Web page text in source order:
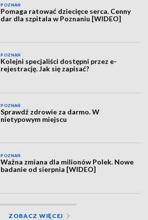
POZNAŃ
Pomaga ratować dziecięce serca. Cenny
dar dla szpitala w Poznaniu [WIDEO]
POZNAŃ
Kolejni specjaliści dostępni przez e-
rejestrację. Jak się zapisać?
POZNAŃ
Sprawdź zdrowie za darmo. W
nietypowym miejscu
POZNAŃ
Ważna zmiana dla milionów Polek. Nowe
badanie od sierpnia [WIDEO]
ZOBACZ WIĘCEJ